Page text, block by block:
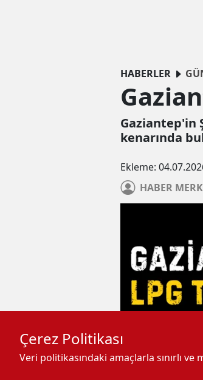
HABERLER
Gaziantep'in
kenarında
Ekleme:
HABER
Çerez Politikası
Veri politikasındaki amaçlarla sınırlı